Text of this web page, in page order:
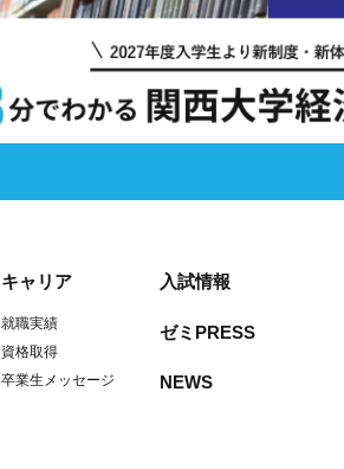
キャリア
就職実績
資格取得
卒業生メッセージ
入試情報
ゼミPRESS
NEWS